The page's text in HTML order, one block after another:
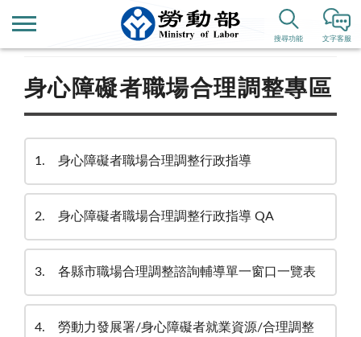
文字客服
搜尋功能
業務專區 其他重要專區
身心障礙者職場合理調整專區
1 身心障礙者職場合理調整行政指導
2 身心障礙者職場合理調整行政指導 QA
3 各縣市職場合理調整諮詢輔導單一窗口一覽表
4
勞動力發展署/身心障礙者就業資源/合理調整